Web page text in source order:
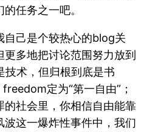
任务之一吧。
自己是个较热心的blog关
多地把讨论范围努力放到
术，但归根到底是书
定为“第一自由”；
社会里，你相信自由能靠
这一爆炸性事件中，我们